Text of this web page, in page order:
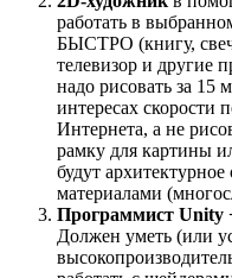
работать в
БЫСТРО (книгу,
телевизор и другие
надо рисовать за 15
интересах скорости
Интернета, а не
рамку для
будут
материалами
Программист Unity
Должен уметь (или